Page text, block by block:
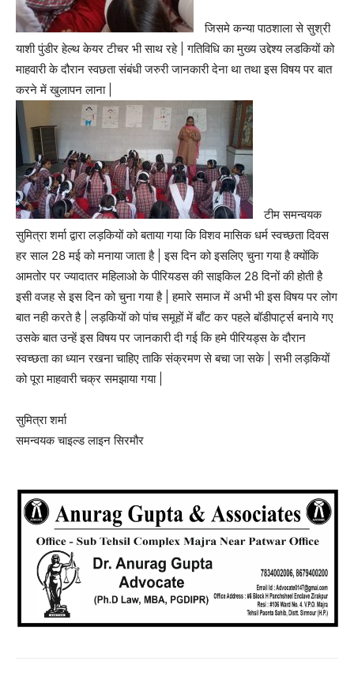
जिसमे कन्या पाठशाला से सुश्री
याशी पुंडीर हेल्थ केयर टीचर भी साथ रहे | गतिविधि का मुख्य उद्देश्य लडकियों को
माहवारी के दौरान स्वछता संबंधी जरुरी जानकारी देना था तथा इस विषय पर बात
करने में खुलापन लाना |
टीम समन्वयक
सुमित्रा शर्मा द्वारा लड़कियों को बताया गया कि विशव मासिक धर्म स्वच्छता दिवस
हर साल 28 मई को मनाया जाता है | इस दिन को इसलिए चुना गया है क्योंकि
आमतोर पर ज्यादातर महिलाओ के पीरियडस की साइकिल 28 दिनों की होती है
इसी वजह से इस दिन को चुना गया है | हमारे समाज में अभी भी इस विषय पर लोग
बात नही करते है | लड़कियों को पांच समूहों में बाँट कर पहले बॉडीपार्ट्स बनाये गए
उसके बात उन्हें इस विषय पर जानकारी दी गई कि हमे पीरियड्स के दौरान
स्वच्छता का ध्यान रखना चाहिए ताकि संक्रमण से बचा जा सके | सभी लड़कियों
को पूरा माहवारी चक्र समझाया गया |
सुमित्रा शर्मा
समन्वयक चाइल्ड लाइन सिरमौर